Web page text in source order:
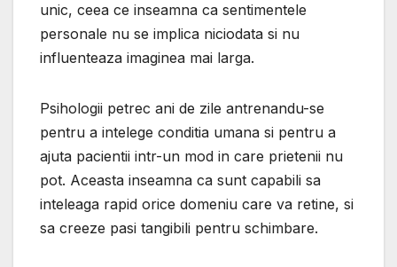
unic, ceea ce inseamna ca sentimentele
personale nu se implica niciodata si nu
influenteaza imaginea mai larga.
Psihologii petrec ani de zile antrenandu-se
pentru a intelege conditia umana si pentru a
ajuta pacientii intr-un mod in care prietenii nu
pot. Aceasta inseamna ca sunt capabili sa
inteleaga rapid orice domeniu care va retine, si
sa creeze pasi tangibili pentru schimbare.